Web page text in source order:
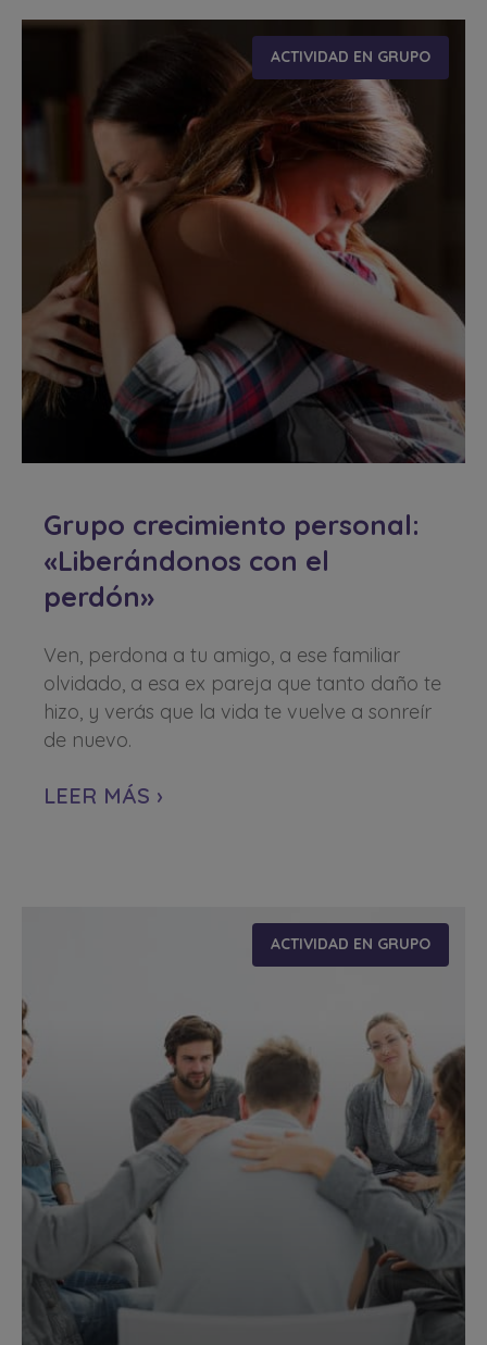
ACTIVIDAD EN GRUPO
Grupo crecimiento personal:
«Liberándonos con el
perdón»
Ven, perdona a tu amigo, a ese familiar
olvidado, a esa ex pareja que tanto daño te
hizo, y verás que la vida te vuelve a sonreír
de nuevo.
LEER MÁS ›
ACTIVIDAD EN GRUPO